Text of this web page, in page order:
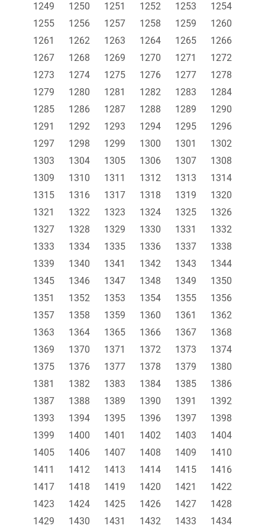
1249
1250 1251 1252 1253
1254
1255
1256 1257 1258 1259
1260
1261
1262 1263 1264 1265
1266
1267
1268 1269 1270 1271
1272
1273
1274 1275 1276 1277
1278
1279
1280 1281 1282 1283
1284
1285
1286 1287 1288 1289
1290
1291
1292 1293 1294 1295
1296
1297
1298 1299 1300 1301
1302
1303
1304 1305 1306 1307
1308
1309
1310 1311 1312 1313
1314
1315
1316 1317 1318 1319
1320
1321
1322 1323 1324 1325
1326
1327
1328 1329 1330 1331
1332
1333
1334 1335 1336 1337
1338
1339
1340 1341 1342 1343
1344
1345
1346 1347 1348 1349
1350
1351
1352 1353 1354 1355
1356
1357
1358 1359 1360 1361
1362
1363
1364 1365 1366 1367
1368
1369
1370 1371 1372 1373
1374
1375
1376 1377 1378 1379
1380
1381
1382 1383 1384 1385
1386
1387
1388 1389 1390 1391
1392
1393
1394 1395 1396 1397
1398
1399
1400 1401 1402 1403
1404
1405
1406 1407 1408 1409
1410
1411
1412 1413 1414 1415
1416
1417
1418 1419 1420 1421
1422
1423
1424 1425 1426 1427
1428
1429
1430 1431 1432 1433
1434